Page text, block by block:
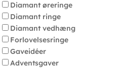
Diamant øreringe
Diamant ringe
Diamant vedhæng
Forlovelsesringe
Gaveidéer
Adventsgaver